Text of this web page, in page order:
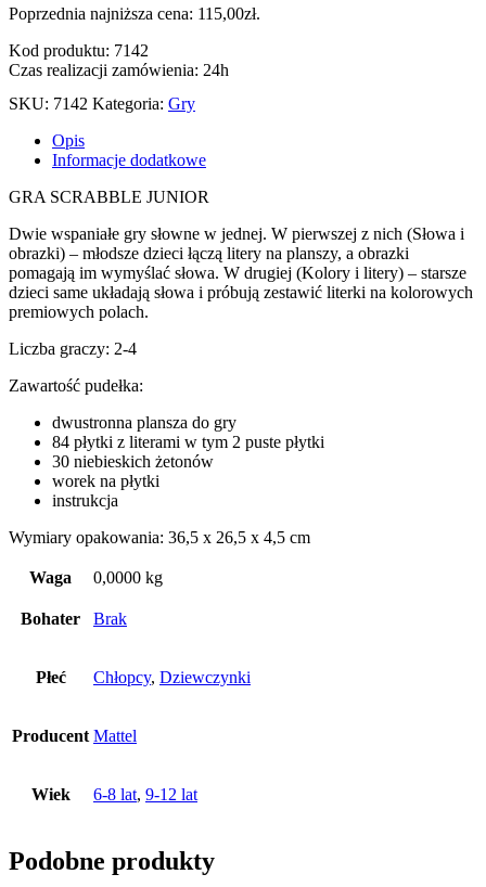
Poprzednia najniższa cena: 115,00zł.
Kod produktu: 7142
Czas realizacji zamówienia: 24h
SKU: 7142 Kategoria: Gry
Opis
Informacje dodatkowe
GRA SCRABBLE JUNIOR
Dwie wspaniałe gry słowne w jednej. W pierwszej z nich (Słowa i
obrazki) – młodsze dzieci łączą litery na planszy, a obrazki
pomagają im wymyślać słowa. W drugiej (Kolory i litery) – starsze
dzieci same układają słowa i próbują zestawić literki na kolorowych
premiowych polach.
Liczba graczy: 2-4
Zawartość pudełka:
dwustronna plansza do gry
84 płytki z literami w tym 2 puste płytki
30 niebieskich żetonów
worek na płytki
instrukcja
Wymiary opakowania: 36,5 x 26,5 x 4,5 cm
Waga 0,0000 kg
Bohater Brak
Płeć Chłopcy, Dziewczynki
Producent Mattel
Wiek 6-8 lat, 9-12 lat
Podobne produkty